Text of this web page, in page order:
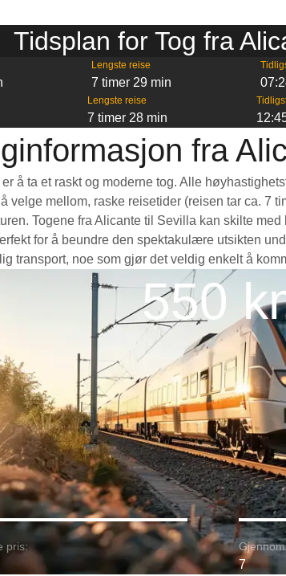
Tidsplan for Tog fra
Lengste reise
7 timer 29 min
Lengste reise
7 timer 28 min
fra
å ta et raskt og moderne tog. Alle
velge mellom, raske reisetider (reisen tar ca. 7
Togene fra Alicante til Sevilla kan skilte
for å beundre den spektakulære utsikten
transport, noe som gjør det veldig enkelt å
550
pris:
7